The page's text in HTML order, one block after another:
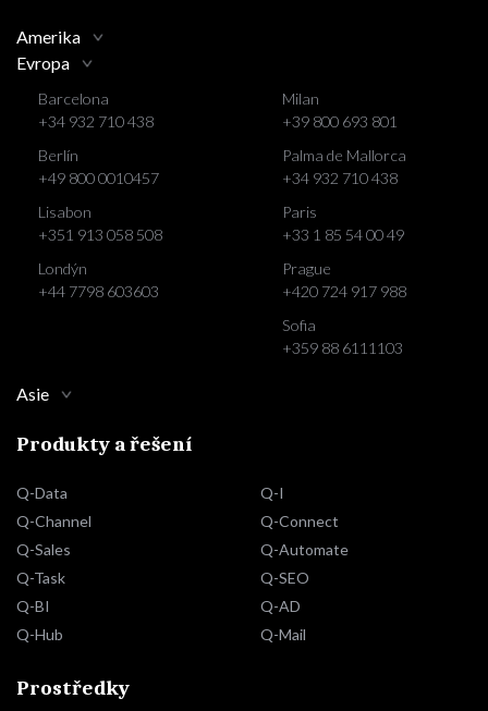
Amerika
Evropa
Barcelona
+34 932 710 438
Berlín
+49 800 0010457
Lisabon
+351 913 058 508
Londýn
+44 7798 603603
Milan
+39 800 693 801
Palma de Mallorca
+34 932 710 438
Paris
+33 1 85 54 00 49
Prague
+420 724 917 988
Sofia
+359 88 6111103
Asie
Produkty a řešení
Q-Data
Q-Channel
Q-Sales
Q-Task
Q-BI
Q-Hub
Q-I
Q-Connect
Q-Automate
Q-SEO
Q-AD
Q-Mail
Prostředky